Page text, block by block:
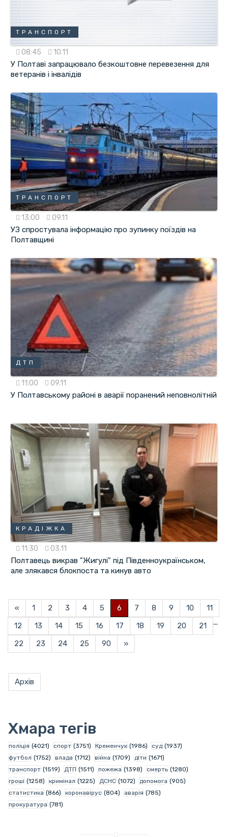
ТРАНСПОРТ
08:45 10.11
У Полтаві запрацювало безкоштовне перевезення для
ветеранів і інвалідів
ТРАНСПОРТ
13:00 09.11
УЗ спростувала інформацію про зупинку поїздів на
Полтавщині
ДТП
11:00 09.11
У Полтавському районі в аварії поранений неповнолітній
КРАДІЖКА
11:30 03.11
Полтавець викрав "Жигулі" під Південноукраїнськом,
але злякався блокпоста та кинув авто
« 1 2 3 4 5 6 7 8 9 10
11
12
13 14 15 16 17 18 19 20
21
22
23 24 25
...
90 »
Архів
Хмара тегів
поліція (4021) спорт (3751) Кременчук (1986) суд (1937)
футбол (1752) влада (1712) війна (1709) діти (1671)
транспорт (1519) ДТП (1511) пожежа (1398) смерть (1280)
гроші (1258) кримінал (1225) ДСНС (1072) допомога (905)
статистика (866) коронавірус (804) аварія (785)
прокуратура (781)